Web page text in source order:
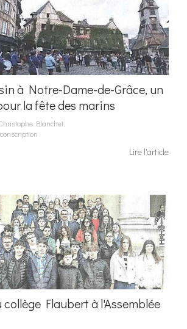
à Notre-Dame-de-Grâce, un
la fête des marins
Blanchet
Lire l'article
collège Flaubert à l'Assemblée